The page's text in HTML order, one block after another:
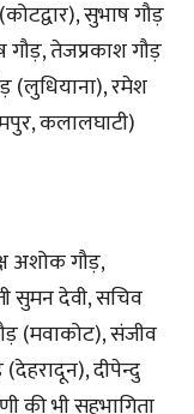
सुभाष गौड़
गौड़, तेजप्रकाश गौड़
(लुधियाना), रमेश
कलालघाटी)
अशोक गौड़,
सुमन देवी, सचिव
(मवाकोट), संजीव
दीपेन्दु